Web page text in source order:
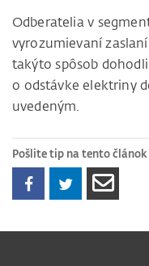
Odberatelia v
vyrozumievaní
takýto spôsob
o odstávke elektriny
uvedeným.
Pošlite tip na tento